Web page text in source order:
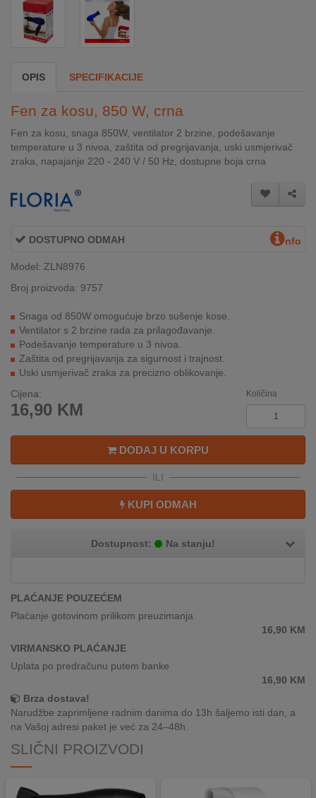
KLIMATIZACIJA
&
GAME
NALOG
AKCIJE
NOVO
U
PONUDI
KONTAKT
REKLAMACIJA
SERVIS
KATALOZI
KUPOVINA
INOSTRANSTVA
OZNAKE
ENERGETSKE
DIGITALIS
OPIS SPECIFIKACIJE
Fen za kosu, 850 W, crna
Fen za kosu, snaga 850W, ventilator 2 brzine, podešavanje
temperature u 3 nivoa, zaštita od pregrijavanja, uski usmjerivač
zraka, napajanje 220 - 240 V / 50 Hz, dostupne boja crna
DOSTUPNO ODMAH nfo
Model: ZLN8976
Broj proizvoda: 9757
Snaga od 850W omogućuje brzo sušenje kose.
Ventilator s 2 brzine rada za prilagođavanje.
Podešavanje temperature u 3 nivoa.
Zaštita od pregrijavanja za sigurnost i trajnost.
Uski usmjerivač zraka za precizno oblikovanje.
Cijena:
16,90 KM
Količina
DODAJ U KORPU
ILI
KUPI ODMAH
Dostupnost: Na stanju!
PLAĆANJE POUZEĆEM
Plaćanje gotovinom prilikom preuzimanja
16,90 KM
VIRMANSKO PLAĆANJE
Uplata po predračunu putem banke
16,90 KM
Brza dostava!
Narudžbe zaprimljene radnim danima do 13h šaljemo isti dan, a
na Vašoj adresi paket je već za 24–48h.
SLIČNI PROIZVODI